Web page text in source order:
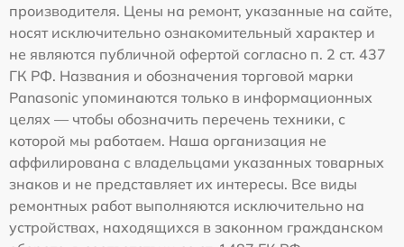
производителя. Цены на ремонт, указанные на сайте,
носят исключительно ознакомительный характер и
не являются публичной офертой согласно п. 2 ст. 437
ГК РФ. Названия и обозначения торговой марки
Panasonic упоминаются только в информационных
целях — чтобы обозначить перечень техники, с
которой мы работаем. Наша организация не
аффилирована с владельцами указанных товарных
знаков и не представляет их интересы. Все виды
ремонтных работ выполняются исключительно на
устройствах, находящихся в законном гражданском